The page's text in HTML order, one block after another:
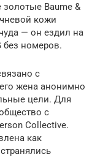
Baume &
кожи
— он ездил на
без номеров.
с
жена анонимно
цели. Для
с
Collective.
как